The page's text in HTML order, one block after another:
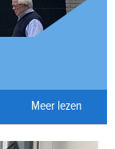
Meer lezen